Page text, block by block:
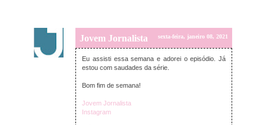
Jovem Jornalista sexta-feira, janeiro 08, 2021
Eu assisti essa semana e adorei o episódio. Já
estou com saudades da série.
Bom fim de semana!
Jovem Jornalista
Instagram